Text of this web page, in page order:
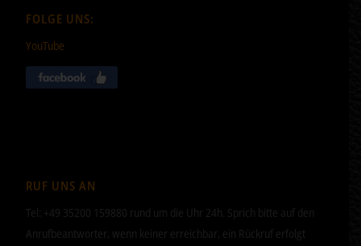
FOLGE UNS:
YouTube
RUF UNS AN
Tel: +49 35200 159880 rund um die Uhr 24h. Sprich bitte auf den
Anrufbeantworter, wenn keiner erreichbar, ein Rückruf erfolgt